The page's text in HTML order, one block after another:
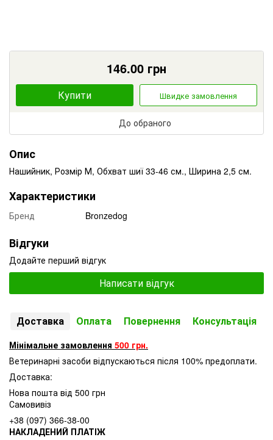
146.00 грн
Купити Швидке замовлення
До обраного
Опис
Нашийник, Розмір М, Обхват шиї 33-46 см., Ширина 2,5 см.
Характеристики
Бренд Bronzedog
Відгуки
Додайте перший відгук
Написати відгук
Доставка Оплата Повернення Консультація
Мінімальне замовлення 500 грн.
Ветеринарні засоби відпускаються після 100% предоплати.
Доставка:
Нова пошта від 500 грн
Самовивіз
+38 (097) 366-38-00
НАКЛАДЕНИЙ ПЛАТІЖ